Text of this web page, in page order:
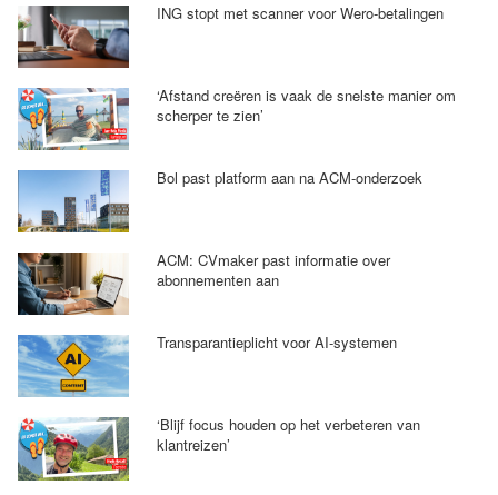
ING stopt met scanner voor Wero-betalingen
‘Afstand creëren is vaak de snelste manier om
scherper te zien’
Bol past platform aan na ACM-onderzoek
ACM: CVmaker past informatie over
abonnementen aan
Transparantieplicht voor AI-systemen
‘Blijf focus houden op het verbeteren van
klantreizen’